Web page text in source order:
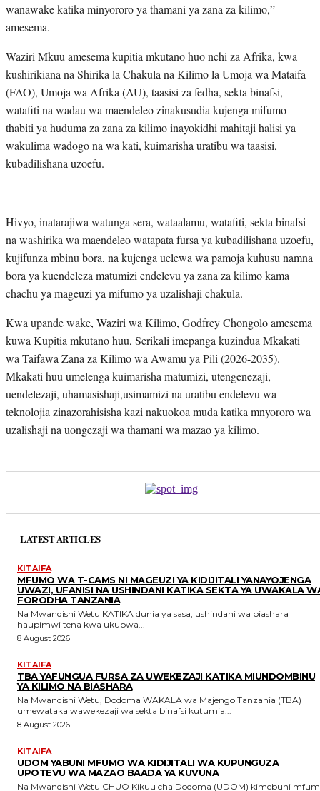
wanawake katika minyororo ya thamani ya zana za kilimo,”
amesema.
Waziri Mkuu amesema kupitia mkutano huo nchi za Afrika, kwa
kushirikiana na Shirika la Chakula na Kilimo la Umoja wa Mataifa
(FAO), Umoja wa Afrika (AU), taasisi za fedha, sekta binafsi,
watafiti na wadau wa maendeleo zinakusudia kujenga mifumo
thabiti ya huduma za zana za kilimo inayokidhi mahitaji halisi ya
wakulima wadogo na wa kati, kuimarisha uratibu wa taasisi,
kubadilishana uzoefu.
Hivyo, inatarajiwa watunga sera, wataalamu, watafiti, sekta binafsi
na washirika wa maendeleo watapata fursa ya kubadilishana uzoefu,
kujifunza mbinu bora, na kujenga uelewa wa pamoja kuhusu namna
bora ya kuendeleza matumizi endelevu ya zana za kilimo kama
chachu ya mageuzi ya mifumo ya uzalishaji chakula.
Kwa upande wake, Waziri wa Kilimo, Godfrey Chongolo amesema
kuwa Kupitia mkutano huu, Serikali imepanga kuzindua Mkakati
wa Taifawa Zana za Kilimo wa Awamu ya Pili (2026-2035).
Mkakati huu umelenga kuimarisha matumizi, utengenezaji,
uendelezaji, uhamasishaji,usimamizi na uratibu endelevu wa
teknolojia zinazorahisisha kazi nakuokoa muda katika mnyororo wa
uzalishaji na uongezaji wa thamani wa mazao ya kilimo.
LATEST ARTICLES
KITAIFA
MFUMO WA T-CAMS NI MAGEUZI YA KIDIJITALI YANAYOJENGA
UWAZI, UFANISI NA USHINDANI KATIKA SEKTA YA UWAKALA
FORODHA TANZANIA
Na Mwandishi Wetu KATIKA dunia ya sasa, ushindani wa biashara
haupimwi tena kwa ukubwa...
8 August 2026
KITAIFA
TBA YAFUNGUA FURSA ZA UWEKEZAJI KATIKA MIUNDOMBINU
YA KILIMO NA BIASHARA
Na Mwandishi Wetu, Dodoma WAKALA wa Majengo Tanzania (TBA)
umewataka wawekezaji wa sekta binafsi kutumia...
8 August 2026
KITAIFA
UDOM YABUNI MFUMO WA KIDIJITALI WA KUPUNGUZA
UPOTEVU WA MAZAO BAADA YA KUVUNA
Na Mwandishi Wetu CHUO Kikuu cha Dodoma (UDOM) kimebuni mfumo